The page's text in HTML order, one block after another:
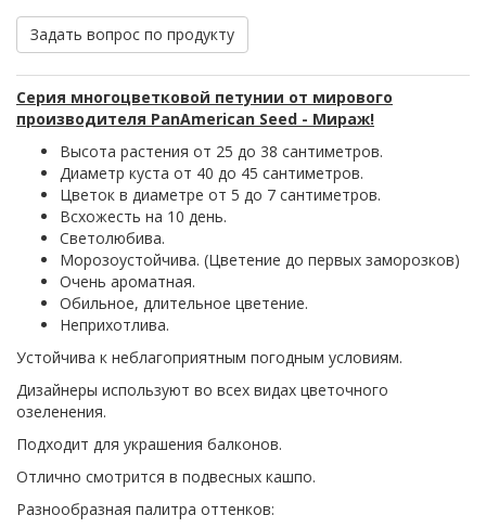
Задать вопрос по продукту
Серия многоцветковой петунии от мирового
производителя PanAmerican Seed - Мираж!
Высота растения от 25 до 38 сантиметров.
Диаметр куста от 40 до 45 сантиметров.
Цветок в диаметре от 5 до 7 сантиметров.
Всхожесть на 10 день.
Светолюбива.
Морозоустойчива. (Цветение до первых заморозков)
Очень ароматная.
Обильное, длительное цветение.
Неприхотлива.
Устойчива к неблагоприятным погодным условиям.
Дизайнеры используют во всех видах цветочного
озеленения.
Подходит для украшения балконов.
Отлично смотрится в подвесных кашпо.
Разнообразная палитра оттенков: